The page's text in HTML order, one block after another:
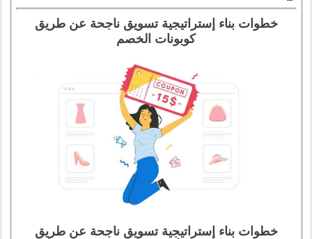
خطوات بناء إستراتيجية تسويق ناجحة عن طريق
كوبونات الخصم
خطوات بناء إستراتيجية تسويق ناجحة عن طريق